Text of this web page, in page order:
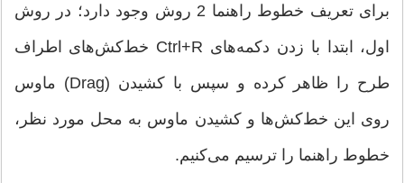
برای تعریف خطوط راهنما 2 روش وجود دارد؛ در روش
اول، ابتدا با زدن دکمه‌های Ctrl+R خط‌کش‌های اطراف
طرح را ظاهر كرده و سپس با كشيدن (Drag) ماوس
روی این خط‌کش‌ها و کشیدن ماوس به محل مورد نظر،
خطوط راهنما را ترسیم می‌کنیم.